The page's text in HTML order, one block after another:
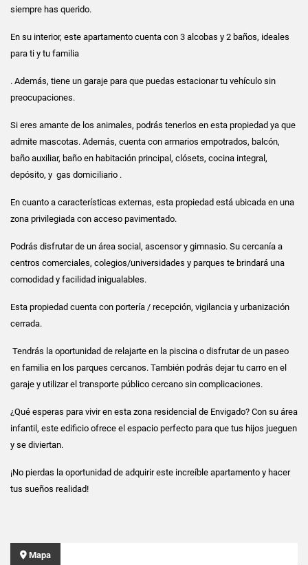
siempre has querido.
En su interior, este apartamento cuenta con 3 alcobas y 2 baños, ideales
para ti y tu familia
. Además, tiene un garaje para que puedas estacionar tu vehículo sin
preocupaciones.
Si eres amante de los animales, podrás tenerlos en esta propiedad ya que
admite mascotas. Además, cuenta con armarios empotrados, balcón,
baño auxiliar, baño en habitación principal, clósets, cocina integral,
depósito, y gas domiciliario .
En cuanto a características externas, esta propiedad está ubicada en una
zona privilegiada con acceso pavimentado.
Podrás disfrutar de un área social, ascensor y gimnasio. Su cercanía a
centros comerciales, colegios/universidades y parques te brindará una
comodidad y facilidad inigualables.
Esta propiedad cuenta con portería / recepción, vigilancia y urbanización
cerrada.
Tendrás la oportunidad de relajarte en la piscina o disfrutar de un paseo
en familia en los parques cercanos. También podrás dejar tu carro en el
garaje y utilizar el transporte público cercano sin complicaciones.
¿Qué esperas para vivir en esta zona residencial de Envigado? Con su área
infantil, este edificio ofrece el espacio perfecto para que tus hijos jueguen
y se diviertan.
¡No pierdas la oportunidad de adquirir este increíble apartamento y hacer
tus sueños realidad!
Mapa